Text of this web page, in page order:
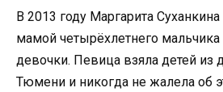
В 2013 году Маргарита
мамой четырёхлетнего мальчика
девочки. Певица взяла детей из
Тюмени и никогда не жалела об